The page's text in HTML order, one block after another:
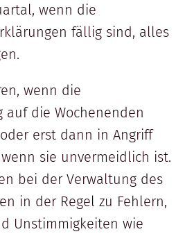
wenn die
fällig sind, alles
wenn die
auf die Wochenenden
erst dann in Angriff
sie unvermeidlich ist.
bei der Verwaltung des
in der Regel zu Fehlern,
Unstimmigkeiten wie